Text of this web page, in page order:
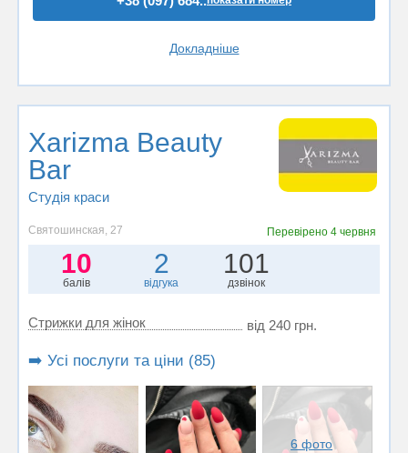
Докладніше
Xarizma Beauty
Bar
Студія краси
Святошинская, 27 Перевірено 4 червня
10
балів
2
відгука
101
дзвінок
Стрижки для жінок від 240 грн.
➡️ Усі послуги та ціни (85)
6 фото